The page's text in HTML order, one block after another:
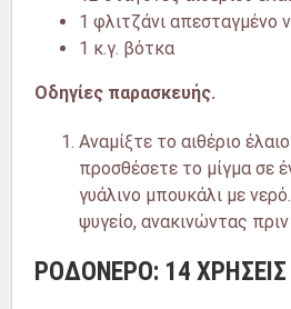
1 φλιτζάνι απεσταγμένο
1 κ.γ. βότκα
Οδηγίες παρασκευής.
Αναμίξτε το αιθέριο
προσθέσετε το μίγμα σε
γυάλινο μπουκάλι με
ψυγείο, ανακινώντας
ΡΟΔΟΝΕΡΟ: 14 ΧΡΗΣΕΙΣ